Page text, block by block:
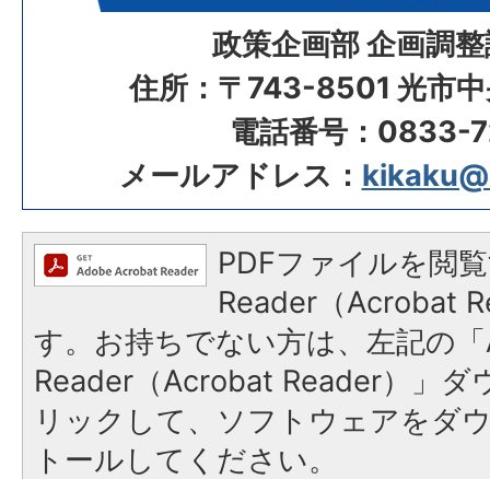
政策企画部 企画調
住所：〒743-8501 光市中
電話番号：0833-
メールアドレス：
PDFファイルを閲
Reader（Acrobat
す。お持ちでない方は、左記の
Reader（Acrobat Reader）」ダ
リックして、ソフトウェアをダ
トールしてください。